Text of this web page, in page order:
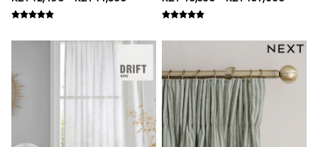
THE SET
Shorts
Sandals & Sliders
Rash Vests